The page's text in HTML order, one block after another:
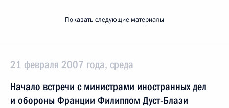
Показать следующие материалы
21 февраля 2007 года, среда
Начало встречи с министрами иностранных дел
и обороны Франции Филиппом Дуст-Блази